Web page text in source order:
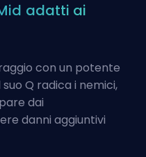
adatti ai
con un potente
Q radica i nemici,
dai
danni aggiuntivi